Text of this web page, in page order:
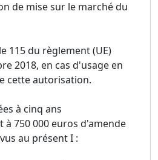
de mise sur le marché du
115 du règlement (UE)
2018, en cas d'usage en
cette autorisation.
à cinq ans
750 000 euros d'amende
au présent I :